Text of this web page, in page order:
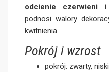
odcienie czerwieni i
podnosi walory
kwitnienia.
Pokrój i wzrost
pokrój: zwarty,